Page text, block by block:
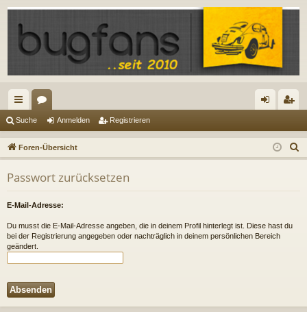
ch
ne
llz
ug
riff
en m
el
ist
rie
Suche Anmelden Registrieren
Foren-Übersicht
u
Passwort zurücksetzen
E-Mail-Adresse:
Du musst die E-Mail-Adresse angeben, die in deinem Profil hinterlegt ist. Diese hast du
bei der Registrierung angegeben oder nachträglich in deinem persönlichen Bereich
geändert.